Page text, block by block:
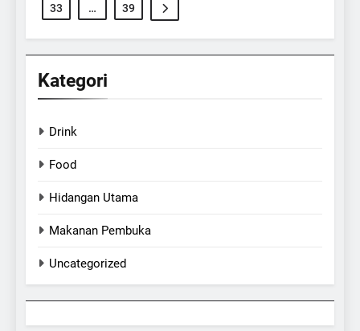
33 … 39
Kategori
Drink
Food
Hidangan Utama
Makanan Pembuka
Uncategorized